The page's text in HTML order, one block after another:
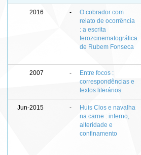
2016 -
O cobrador com
relato de ocorrência
: a escrita
ferozcinematográfica
de Rubem Fonseca
2007 -
Entre focos :
correspondências e
textos literários
Jun-2015 -
Huis Clos e navalha
na carne : inferno,
alteridade e
confinamento